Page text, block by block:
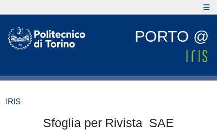
PORTO @
IRIS
Sfoglia per Rivista SAE